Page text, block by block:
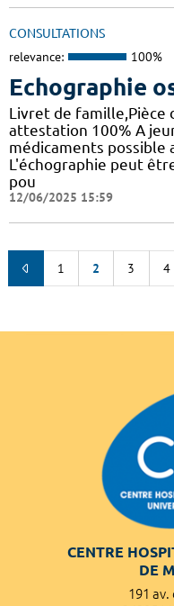
CONSULTATIONS
relevance: 100%
Echographie
Livret de
attestation 100% A
médicaments possible
L'échographie peut
pou
12/06/2025 15:59
1 2 3 4
CENTRE
DE
191